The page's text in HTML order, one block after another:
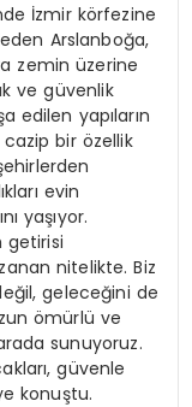
İzmir körfezine
Arslanboğa,
zemin üzerine
ve güvenlik
edilen yapıların
cazip bir özellik
evin
yaşıyor.
getirisi
nitelikte. Biz
geleceğini de
ömürlü ve
sunuyoruz.
güvenle
konuştu.